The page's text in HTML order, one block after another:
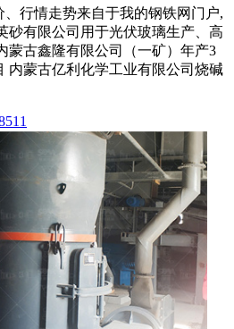
行情走势来自于我的钢铁网门户,
砂有限公司用于光伏玻璃生产、高
蒙古鑫隆有限公司（一矿）年产3
内蒙古亿利化学工业有限公司烧碱